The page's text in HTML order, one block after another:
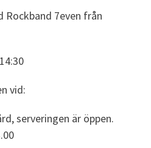
Rockband 7even från
vid:
serveringen är öppen.